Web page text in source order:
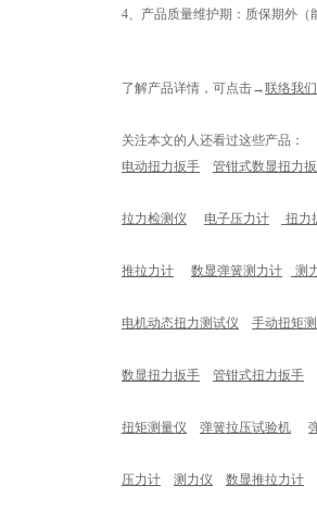
4、产品质量维护期：质保期外
了解产品详情，可点击→联络我们
关注本文的人还看过这些产品：
电动扭力扳手
管钳式数显扭力
拉力检测仪 电子压力计 扭力
推拉力计 数显弹簧测力计 测
电机动态扭力测试仪 手动扭矩
数显扭力扳手 管钳式扭力扳手
扭矩测量仪 弹簧拉压试验机
压力计 测力仪 数显推拉力计